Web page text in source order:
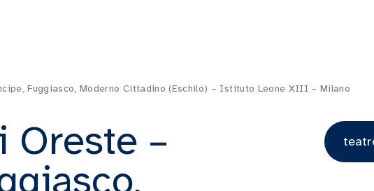
Fuggiasco, Moderno Cittadino (Eschilo) – Istituto Leone XIII – Milano
–